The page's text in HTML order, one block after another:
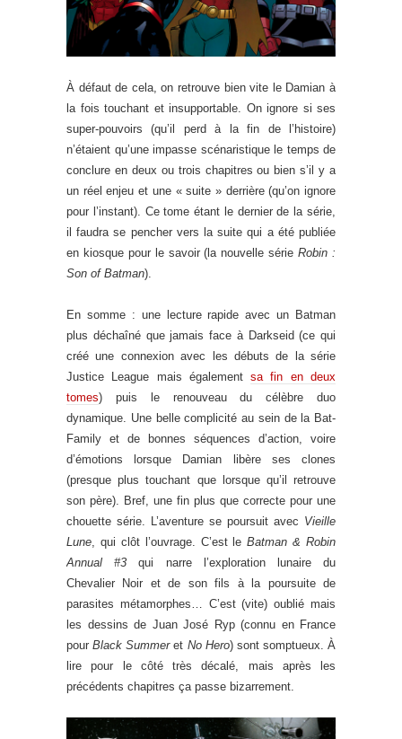
À défaut de cela, on retrouve bien vite le Damian à
la fois touchant et insupportable. On ignore si ses
super-pouvoirs (qu’il perd à la fin de l’histoire)
n’étaient qu’une impasse scénaristique le temps de
conclure en deux ou trois chapitres ou bien s’il y a
un réel enjeu et une « suite » derrière (qu’on ignore
pour l’instant). Ce tome étant le dernier de la série,
il faudra se pencher vers la suite qui a été publiée
en kiosque pour le savoir (la nouvelle sérieRobin :
Son of Batman).
En somme : une lecture rapide avec un Batman
plus déchaîné que jamais face à Darkseid (ce qui
créé une connexion avec les débuts de la série
Justice League mais égalementsa fin en deux
tomes) puis le renouveau du célèbre duo
dynamique. Une belle complicité au sein de la Bat-
Family et de bonnes séquences d’action, voire
d’émotions lorsque Damian libère ses clones
(presque plus touchant que lorsque qu’il retrouve
son père). Bref, une fin plus que correcte pour une
chouette série. L’aventure se poursuit avec Vieille
Lune, qui clôt l’ouvrage. C’est leBatman & Robin
Annual #3 qui narre l’exploration lunaire du
Chevalier Noir et de son fils à la poursuite de
parasites métamorphes… C’est (vite) oublié mais
les dessins de Juan José Ryp (connu en France
pourBlack Summeret No Hero) sont somptueux. À
lire pour le côté très décalé, mais après les
précédents chapitres ça passe bizarrement.